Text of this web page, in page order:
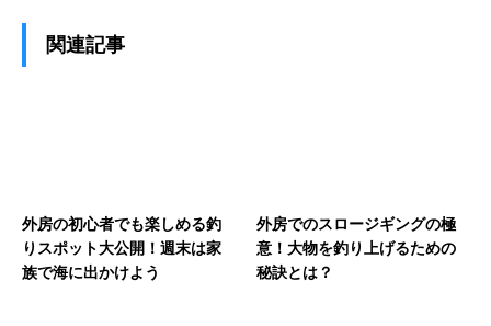
関連記事
外房の初心者でも楽しめる釣
りスポット大公開！週末は家
族で海に出かけよう
外房でのスロージギングの極
意！大物を釣り上げるための
秘訣とは？